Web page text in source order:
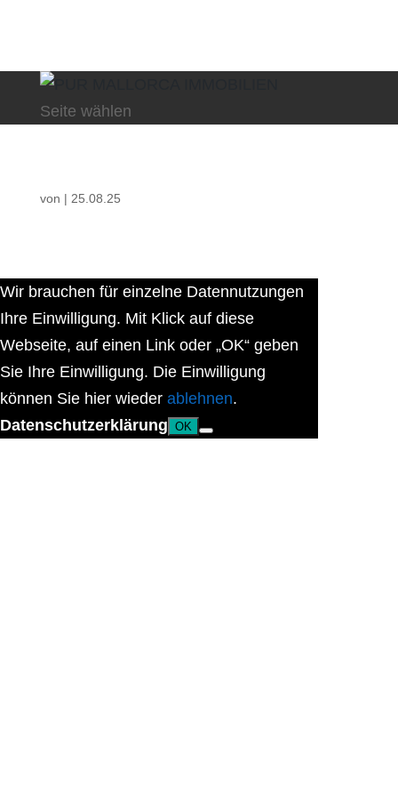
Seite wählen
von | 25.08.25
Wir brauchen für einzelne Datennutzungen
Ihre Einwilligung. Mit Klick auf diese
Webseite, auf einen Link oder „OK“ geben
Sie Ihre Einwilligung. Die Einwilligung
können Sie hier wieder ablehnen.
Datenschutzerklärung OK